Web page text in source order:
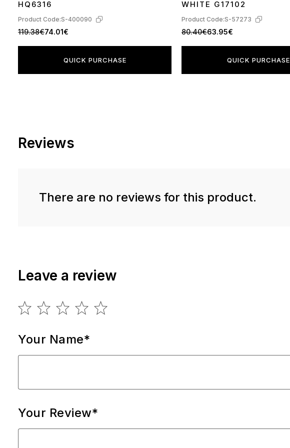
HQ6316
Product Code:S-400090
119.38€74.01€
QUICK PURCHASE
WHITE G17102
Product Code:S-57273
80.40€63.95€
QUICK PURCHASE
Reviews
There are no reviews for this product.
Leave a review
Your Name*
Your Review*